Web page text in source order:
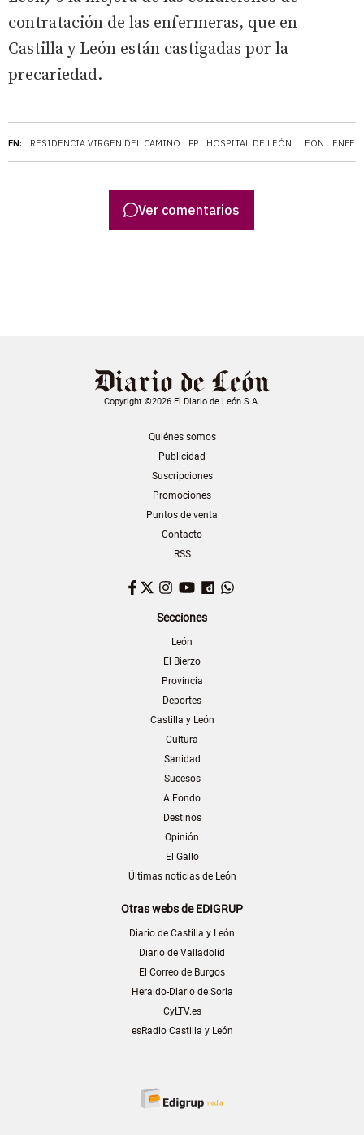
EN: RESIDENCIA VIRGEN DEL CAMINO PP HOSPITAL DE LEÓN LEÓN
contratación de las enfermeras, que en
Castilla y León están castigadas por la
precariedad.
Ver comentarios
Copyright ©2026 El Diario de León S.A.
Quiénes somos
Publicidad
Suscripciones
Promociones
Puntos de venta
Contacto
RSS
Facebook
TwitterInstagram
YouTubeDailymotion
Secciones
León
El Bierzo
Provincia
Deportes
Castilla y León
Cultura
Sanidad
Sucesos
A Fondo
Destinos
Opinión
El Gallo
Últimas noticias de León
Otras webs de EDIGRUP
Diario de Castilla y León
Diario de Valladolid
El Correo de Burgos
Heraldo-Diario de Soria
CyLTV.es
esRadio Castilla y León